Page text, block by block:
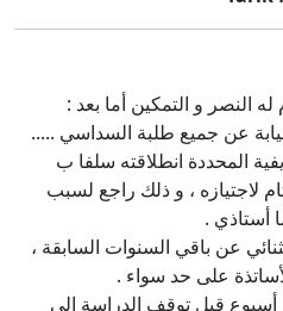
له النصر و التمكين أما بعد :
عن جميع طلبة السداسي .....
المحددة انطلاقته سلفا ب
التام لاجتيازه ، و ذلك راجع لسبب
أستاذي .
عن باقي السنوات السابقة ،
على حد سواء .
قبل توقف الدراسة إلى